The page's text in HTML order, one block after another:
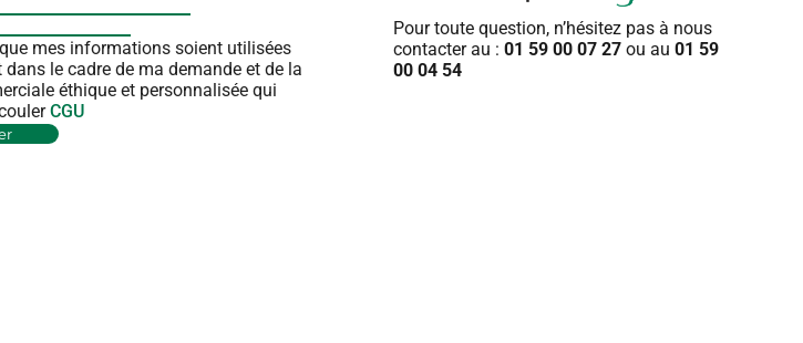
mes informations soient utilisées
le cadre de ma demande et de la
éthique et personnalisée qui
CGU
Pour toute question, n’hésitez pasà nous
contacter au :01 59 00 07 27ou au01 59
00 04 54